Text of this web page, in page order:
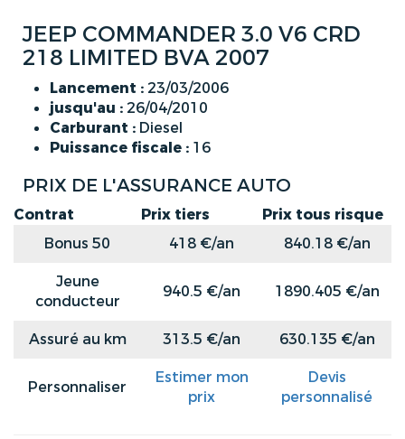
JEEP COMMANDER 3.0 V6 CRD
218 LIMITED BVA 2007
Lancement : 23/03/2006
jusqu'au : 26/04/2010
Carburant : Diesel
Puissance fiscale : 16
PRIX DE L'ASSURANCE AUTO
Contrat Prix tiers
Prix tous risque
Bonus 50
418 €/an
840.18 €/an
Jeune
conducteur
940.5 €/an 1890.405 €/an
Assuré au km 313.5 €/an 630.135 €/an
Personnaliser
Estimer mon
prix
Devis
personnalisé